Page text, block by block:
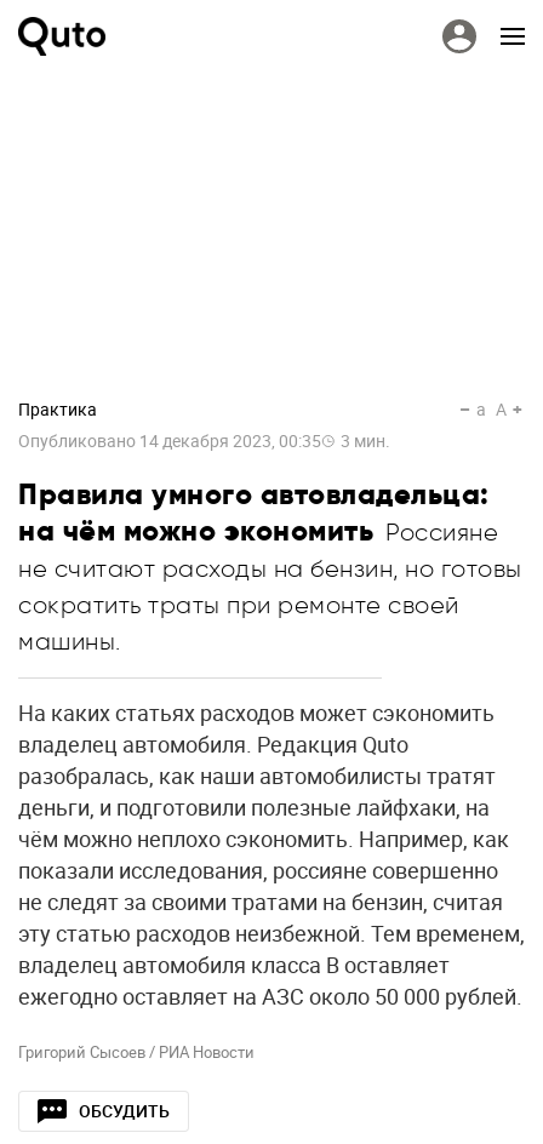
Практика
Опубликовано 14 декабря 2023, 00:35 3 мин.
a A
Правила умного автовладельца:
на чём можно экономить Россияне
не считают расходы на бензин, но готовы
сократить траты при ремонте своей
машины.
На каких статьях расходов может сэкономить
владелец автомобиля. Редакция Quto
разобралась, как наши автомобилисты тратят
деньги, и подготовили полезные лайфхаки, на
чём можно неплохо сэкономить. Например, как
показали исследования, россияне совершенно
не следят за своими тратами на бензин, считая
эту статью расходов неизбежной. Тем временем,
владелец автомобиля класса B оставляет
ежегодно оставляет на АЗС около 50 000 рублей.
Григорий Сысоев / РИА Новости
ОБСУДИТЬ